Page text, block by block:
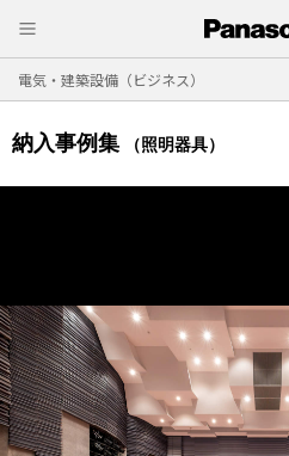
電気・建築設備（ビジネス）
納入事例集 （照明器具）